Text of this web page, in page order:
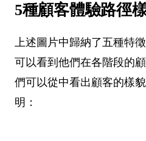
5種顧客體驗路徑
上述圖片中歸納了五種特
可以看到他們在各階段的
們可以從中看出顧客的樣
明：